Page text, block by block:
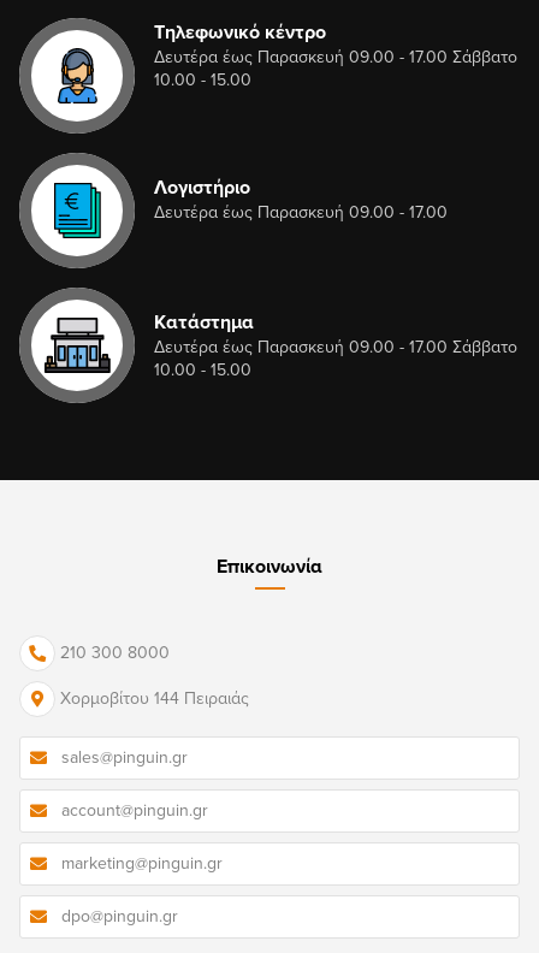
Τηλεφωνικό κέντρο
Δευτέρα έως Παρασκευή 09.00 - 17.00 Σάββατο
10.00 - 15.00
Λογιστήριο
Δευτέρα έως Παρασκευή 09.00 - 17.00
Κατάστημα
Δευτέρα έως Παρασκευή 09.00 - 17.00 Σάββατο
10.00 - 15.00
Επικοινωνία
210 300 8000
Χορμοβίτου 144 Πειραιάς
sales@pinguin.gr
account@pinguin.gr
marketing@pinguin.gr
dpo@pinguin.gr